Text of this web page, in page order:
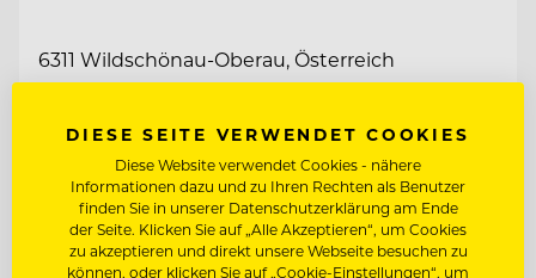
6311 Wildschönau-Oberau, Österreich
SENIOR RESERVIERUNGS- & FRONT
OFFICE SPECIALIST (M/W/D)
FRONT OFFICE & RESERVIERUNGS
MITARBEITER:IN
DIESE SEITE VERWENDET COOKIES
Diese Website verwendet Cookies - nähere
Informationen dazu und zu Ihren Rechten als Benutzer
finden Sie in unserer Datenschutzerklärung am Ende
der Seite. Klicken Sie auf „Alle Akzeptieren“, um Cookies
zu akzeptieren und direkt unsere Webseite besuchen zu
können, oder klicken Sie auf „Cookie-Einstellungen“, um